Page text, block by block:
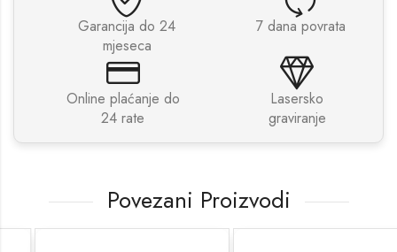
Garancija do 24
mjeseca
7 dana povrata
Online plaćanje do
24 rate
Lasersko
graviranje
Povezani Proizvodi